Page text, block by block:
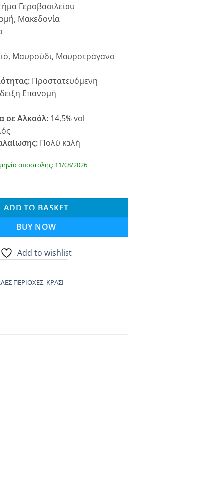
Γεροβασιλείου
Μακεδονία
Μαυρούδι, Μαυροτράγανο
Προστατευόμενη
Επανομή
σε Αλκοόλ: 14,5% vol
Πολύ καλή
αποστολής: 11/08/2026
Avaton 2022 quantity
ADD TO BASKET
BUY NOW
Add to wishlist
ΠΕΡΙΟΧΕΣ, ΚΡΑΣΙ